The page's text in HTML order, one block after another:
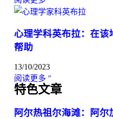
心理学科英布拉：在该
帮助
13/10/2023
阅读更多 "
特色文章
阿尔热祖尔海滩：阿